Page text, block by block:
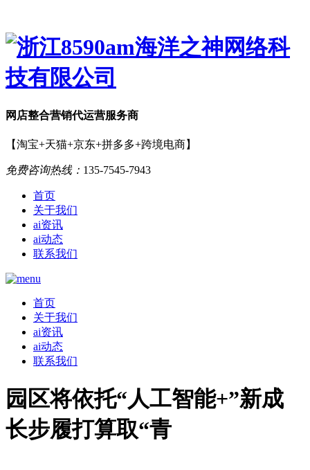
网店整合营销代运营服务商
【淘宝+天猫+京东+拼多多+跨境电商】
免费咨询热线： 135-7545-7943
首页
关于我们
ai资讯
ai动态
联系我们
首页
关于我们
ai资讯
ai动态
联系我们
园区将依托“人工智能+”新成
长步履打算取“青